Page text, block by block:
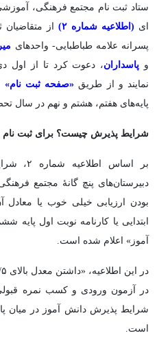
ستاد ثبت نام مجتمع فرهنگی،
ای (اطلاعیه شماره ۲)
از
پسرانه علامه طباطبایی- واحدهای
و پاسداران، دعوت کرد تا از اول
نمایند و از طریق «صفحه ثبت نام»
پایه‌های هفتم، هشتم و نهم در سال تحصیلی ۱۴۰۵-۱۴۰۴
شرایط پذیرش چیست؟ برای ثبت نام
بر اساس
دبیرستان‌های پنچ گانۀ مجتمع
بودن ارزیابی خیلی خوب یا معادل
ابتدایی یا کارنامه نوبت اول پایه
آموز» اعلام شده است.
در آزمون ورودی و کسب نمره
شرایط پذیرش دانش آموز در میان
است.